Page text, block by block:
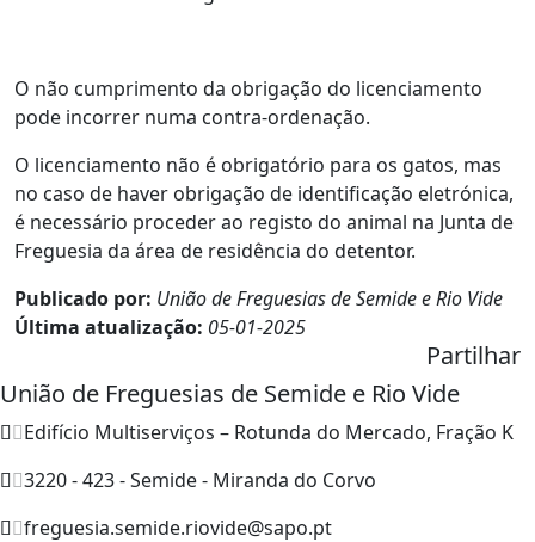
O não cumprimento da obrigação do licenciamento
pode incorrer numa contra-ordenação.
O licenciamento não é obrigatório para os gatos, mas
no caso de haver obrigação de identificação eletrónica,
é necessário proceder ao registo do animal na Junta de
Freguesia da área de residência do detentor.
Publicado por: União de Freguesias de Semide e Rio Vide
Última atualização: 05-01-2025
Partilhar
União de Freguesias de Semide e Rio Vide
Edifício Multiserviços – Rotunda do Mercado, Fração K
3220 - 423 - Semide - Miranda do Corvo
freguesia.semide.riovide@sapo.pt